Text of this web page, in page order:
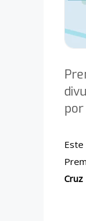
Este
Cruz